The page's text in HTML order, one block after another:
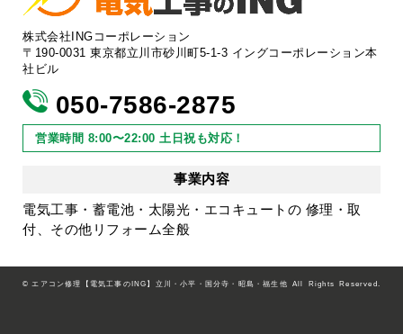
株式会社INGコーポレーション
〒190-0031 東京都立川市砂川町5-1-3 イングコーポレーション本
社ビル
050-7586-2875
営業時間 8:00〜22:00 土日祝も対応！
事業内容
電気工事・蓄電池・太陽光・エコキュートの 修理・取
付、その他リフォーム全般
©エアコン修理【電気工事のING】立川・小平・国分寺・昭島・福生他 All Rights Reserved.